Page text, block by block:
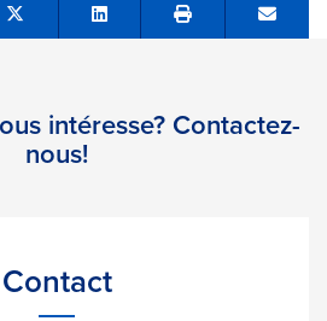
Tweet Share on LinkedIn Send
intéresse? Contactez-
nous!
Contact